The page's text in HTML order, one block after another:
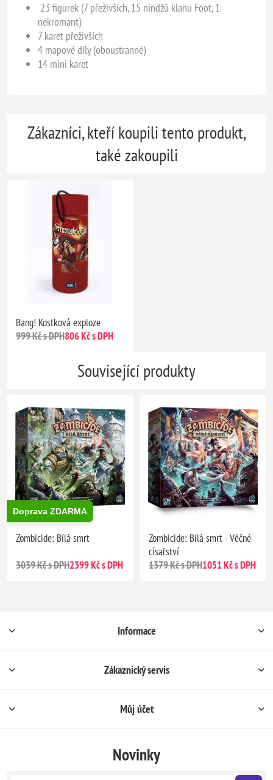
23 figurek (7 přeživších, 15 nindžů klanu Foot, 1
nekromant)
7 karet přeživších
4 mapové díly (oboustranné)
14 mini karet
Zákazníci, kteří koupili tento produkt,
také zakoupili
Bang! Kostková exploze
999 Kč s DPH806 Kč s DPH
Související produkty
Doprava ZDARMA
Zombicide: Bílá smrt
3039 Kč s DPH2399 Kč s DPH
Zombicide: Bílá smrt - Věčné
císařství
1379 Kč s DPH1051 Kč s DPH
Informace
Zákaznický servis
Můj účet
Novinky